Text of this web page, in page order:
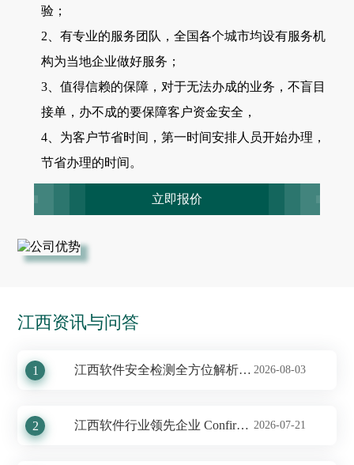
验；
2、有专业的服务团队，全国各个城市均设有服务机
构为当地企业做好服务；
3、值得信赖的保障，对于无法办成的业务，不盲目
接单，办不成的要保障客户资金安全，
4、为客户节省时间，第一时间安排人员开始办理，
节省办理的时间。
立即报价
江西资讯与问答
1 江西软件安全检测全方位解析——保障信息安全，彰显专业实力 2026-08-03
2 江西软件行业领先企业 Confirm 测试服务的深度解析 2026-07-21